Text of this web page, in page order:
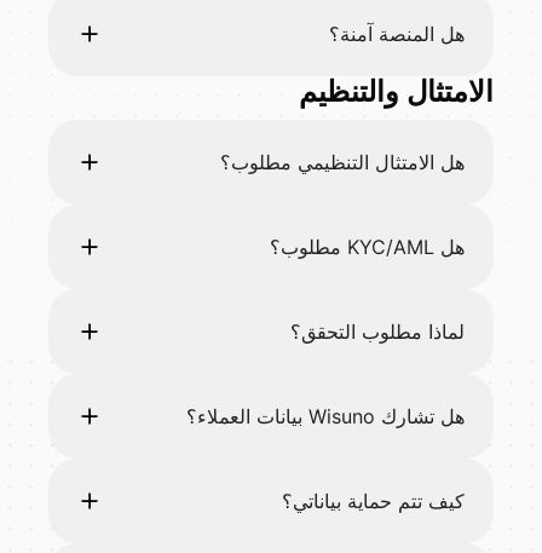
هل المنصة آمنة؟
الامتثال والتنظيم
هل الامتثال التنظيمي مطلوب؟
هل KYC/AML مطلوب؟
لماذا مطلوب التحقق؟
هل تشارك Wisuno بيانات العملاء؟
كيف تتم حماية بياناتي؟